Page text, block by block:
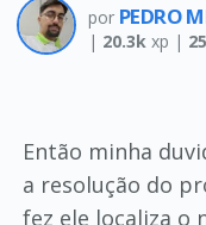
por PEDRO
| 20.3kxp | 25
Então minha
a resolução do
fez ele localiza o